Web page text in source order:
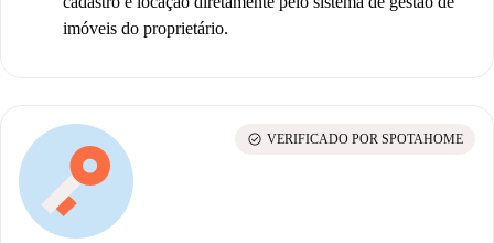
imóveis do proprietário.
check_circle VERIFICADO POR SPOTAHOME